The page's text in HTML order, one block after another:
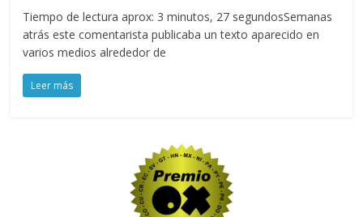
Tiempo de lectura aprox: 3 minutos, 27 segundosSemanas
atrás este comentarista publicaba un texto aparecido en
varios medios alrededor de
Leer más